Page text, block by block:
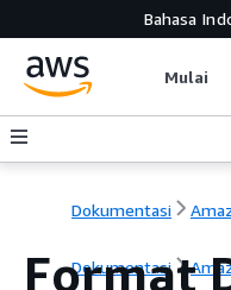
Bahasa
Mulai
Dokumentasi
Dokumentasi
Format